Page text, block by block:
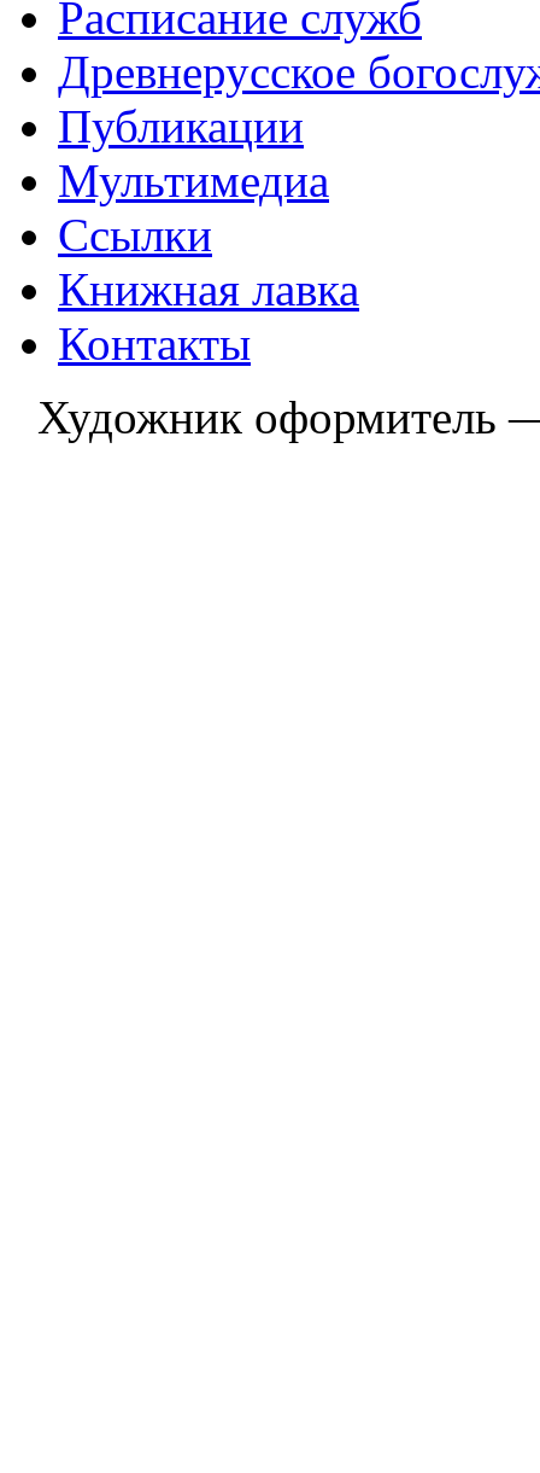
Расписание служб
Древнерусское
Публикации
Мультимедиа
Ссылки
Книжная лавка
Контакты
Художник оформитель